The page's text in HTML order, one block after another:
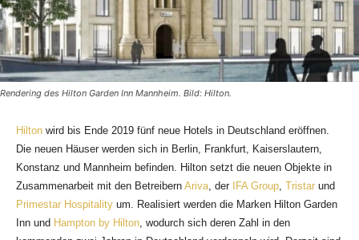
Rendering des Hilton Garden Inn Mannheim. Bild: Hilton.
Hilton wird bis Ende 2019 fünf neue Hotels in Deutschland eröffnen.
Die neuen Häuser werden sich in Berlin, Frankfurt, Kaiserslautern,
Konstanz und Mannheim befinden. Hilton setzt die neuen Objekte in
Zusammenarbeit mit den Betreibern Ariva, der IFA Group, Tristar und
Primestar Hospitality um. Realisiert werden die Marken Hilton Garden
Inn und Hampton by Hilton, wodurch sich deren Zahl in den